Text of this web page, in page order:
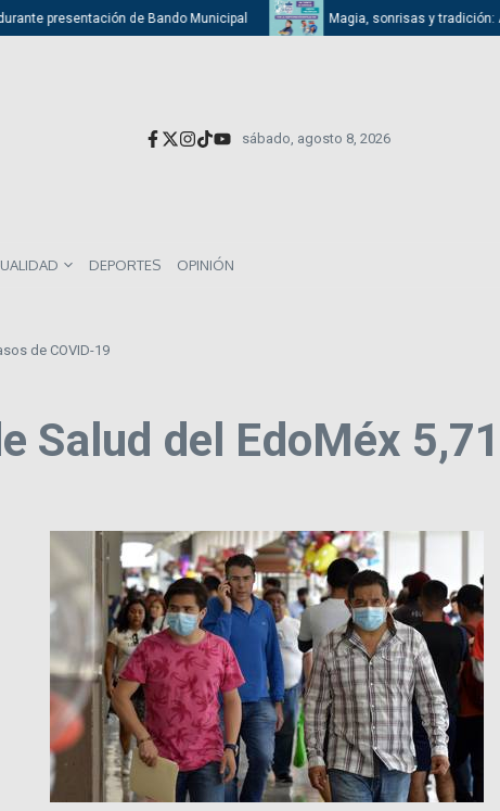
presentación de Bando Municipal Magia, sonrisas y tradición:
sábado, agosto 8, 2026
DEPORTES OPINIÓN
de COVID-19
Salud del EdoMéx